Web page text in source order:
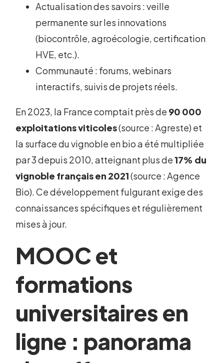
Actualisation des savoirs : veille
permanente sur les innovations
(biocontrôle, agroécologie, certification
HVE, etc.).
Communauté : forums, webinars
interactifs, suivis de projets réels.
En 2023, la France comptait près de 90 000
exploitations viticoles(source : Agreste) et
la surface du vignoble en bio a été multipliée
par 3 depuis 2010, atteignant plus de17% du
vignoble français en 2021(source : Agence
Bio). Ce développement fulgurant exige des
connaissances spécifiques et régulièrement
mises à jour.
MOOC et
formations
universitaires en
ligne : panorama